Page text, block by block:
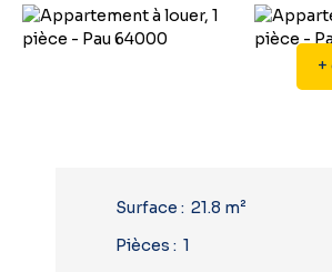
Surface : 21.8 m²
Pièces : 1